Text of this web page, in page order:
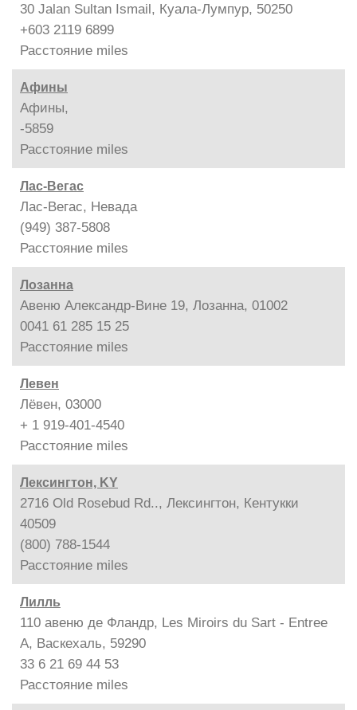
30 Jalan Sultan Ismail, Куала-Лумпур, 50250
+603 2119 6899
Расстояние miles
Афины
Афины,
-5859
Расстояние miles
Лас-Вегас
Лас-Вегас, Невада
(949) 387-5808
Расстояние miles
Лозанна
Авеню Александр-Вине 19, Лозанна, 01002
0041 61 285 15 25
Расстояние miles
Левен
Лёвен, 03000
+ 1 919-401-4540
Расстояние miles
Лексингтон, KY
2716 Old Rosebud Rd.., Лексингтон, Кентукки
40509
(800) 788-1544
Расстояние miles
Лилль
110 авеню де Фландр, Les Miroirs du Sart - Entree
A, Васкехаль, 59290
33 6 21 69 44 53
Расстояние miles